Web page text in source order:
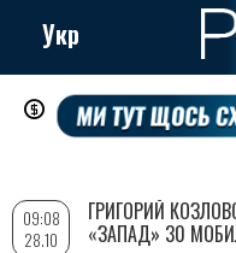
Перейти
содержанию
Укр
09:08
28.10
ГРИГОРИЙ
«ЗАПАД» 30